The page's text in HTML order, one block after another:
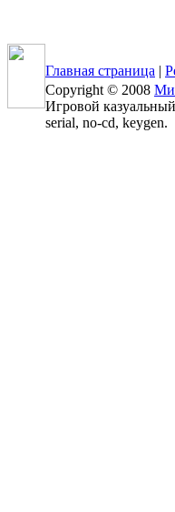
Главная страница |
Copyright © 2008
Игровой
serial, no-cd, keygen.